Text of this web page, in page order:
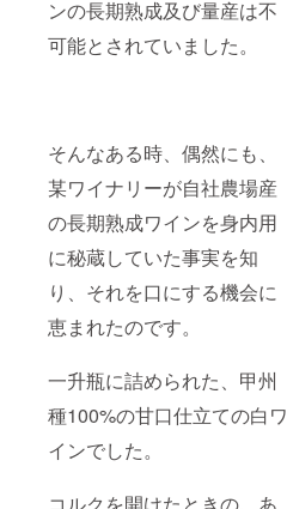
ンの長期熟成及び量産は不
可能とされていました。
そんなある時、偶然にも、
某ワイナリーが自社農場産
の長期熟成ワインを身内用
に秘蔵していた事実を知
り、それを口にする機会に
恵まれたのです。
一升瓶に詰められた、甲州
種100%の甘口仕立ての白ワ
インでした。